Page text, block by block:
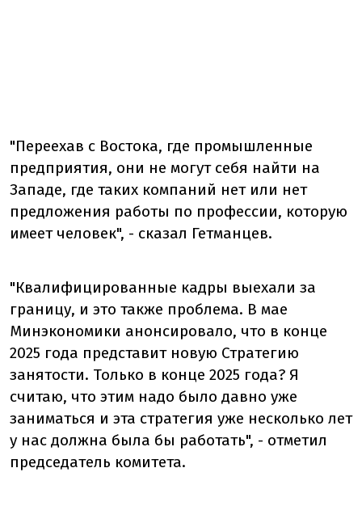
"Переехав с Востока, где промышленные
предприятия, они не могут себя найти на
Западе, где таких компаний нет или нет
предложения работы по профессии, которую
имеет человек", - сказал Гетманцев.
"Квалифицированные кадры выехали за
границу, и это также проблема. В мае
Минэкономики анонсировало, что в конце
2025 года представит новую Стратегию
занятости. Только в конце 2025 года? Я
считаю, что этим надо было давно уже
заниматься и эта стратегия уже несколько лет
у нас должна была бы работать", - отметил
председатель комитета.